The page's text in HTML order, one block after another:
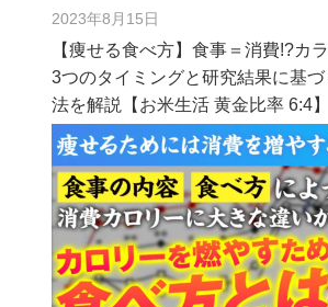
2023年8月15日
【痩せる食べ方】食事＝消費!?カ
3つのタイミングと研究結果に基
法を解説【お米生活 黄金比率 6:4】